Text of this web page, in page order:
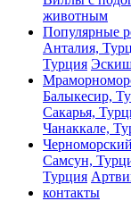
животным
Популярные
Анталия,
Турция
Балыкесир,
Сакарья,
Чанаккале,
Самсун,
Турция
контакты